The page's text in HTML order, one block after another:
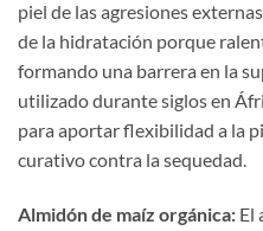
piel de las agresiones
de la hidratación porque
formando una barrera en la
utilizado durante siglos en
para aportar flexibilidad a la
curativo contra la sequedad.
Almidón de maíz orgánica: El